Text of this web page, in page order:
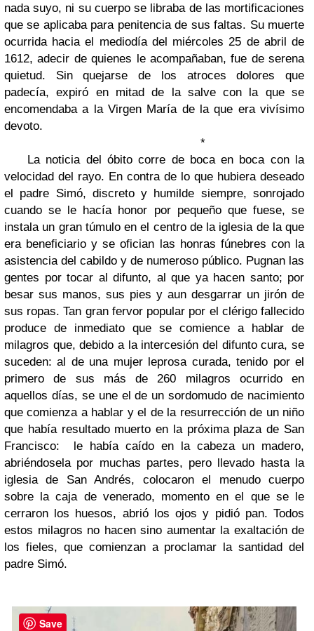
nada suyo, ni su cuerpo se libraba de las mortificaciones
que se aplicaba para penitencia de sus faltas. Su muerte
ocurrida hacia el mediodía del miércoles 25 de abril de
1612, adecir de quienes le acompañaban, fue de serena
quietud. Sin quejarse de los atroces dolores que
padecía, expiró en mitad de la salve con la que se
encomendaba a la Virgen María de la que era vivísimo
devoto.
*
La noticia del óbito corre de boca en boca con la
velocidad del rayo. En contra de lo que hubiera deseado
el padre Simó, discreto y humilde siempre, sonrojado
cuando se le hacía honor por pequeño que fuese, se
instala un gran túmulo en el centro de la iglesia de la que
era beneficiario y se ofician las honras fúnebres con la
asistencia del cabildo y de numeroso público. Pugnan las
gentes por tocar al difunto, al que ya hacen santo; por
besar sus manos, sus pies y aun desgarrar un jirón de
sus ropas. Tan gran fervor popular por el clérigo fallecido
produce de inmediato que se comience a hablar de
milagros que, debido a la intercesión del difunto cura, se
suceden: al de una mujer leprosa curada, tenido por el
primero de sus más de 260 milagros ocurrido en
aquellos días, se une el de un sordomudo de nacimiento
que comienza a hablar y el de la resurrección de un niño
que había resultado muerto en la próxima plaza de San
Francisco: le había caído en la cabeza un madero,
abriéndosela por muchas partes, pero llevado hasta la
iglesia de San Andrés, colocaron el menudo cuerpo
sobre la caja de venerado, momento en el que se le
cerraron los huesos, abrió los ojos y pidió pan. Todos
estos milagros no hacen sino aumentar la exaltación de
los fieles, que comienzan a proclamar la santidad del
padre Simó.
Save